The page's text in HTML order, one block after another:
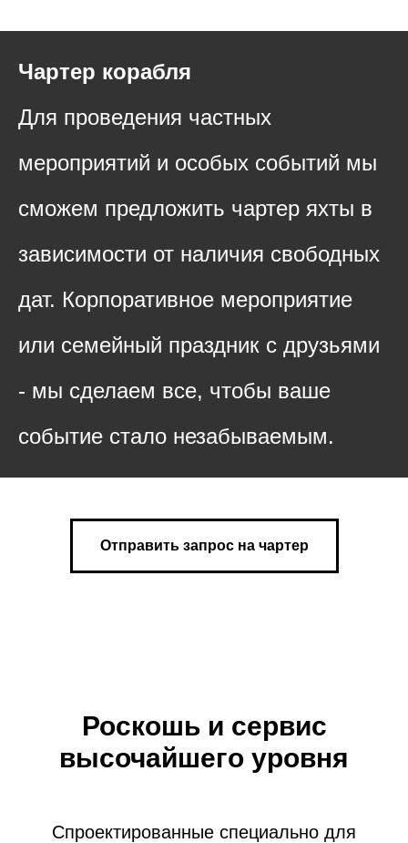
Чартер корабля
Для проведения частных
мероприятий и особых событий мы
сможем предложить чартер яхты в
зависимости от наличия свободных
дат. Корпоративное мероприятие
или семейный праздник с друзьями
- мы сделаем все, чтобы ваше
событие стало незабываемым.
Отправить запрос на чартер
Роскошь и сервис
высочайшего уровня
Спроектированные специально для